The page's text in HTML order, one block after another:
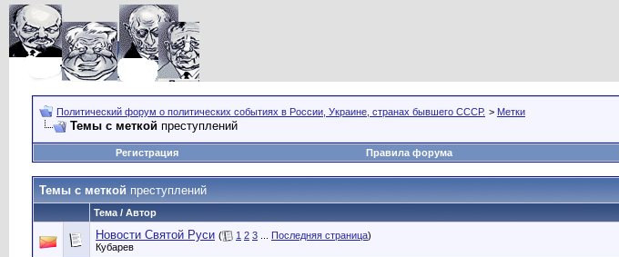
Политический форум о политических событиях в России, Украине, странах бывшего СССР. > Метки
Темы с меткой преступлений
Регистрация Правила форума
Темы с меткой преступлений
Тема / Автор
Новости Святой Руси ( 1 2 3 Последняя страница)
Кубарев